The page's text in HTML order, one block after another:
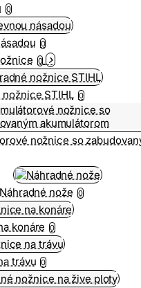
0
0
0
nožnice STIHL 0
nožnice so
Náhradné nože 0
konáre 0
trávu 0